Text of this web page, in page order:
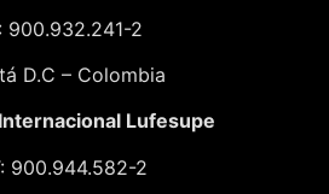
900.932.241-2
D.C – Colombia
Internacional Lufesupe
900.944.582-2